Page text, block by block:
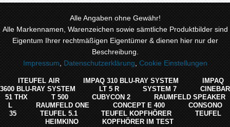
Alle Angaben ohne Gewähr!
Alle Markennamen, Warenzeichen sowie sämtliche Produktbilder sind
Eigentum Ihrer rechtmäßigen Eigentümer & dienen hier nur der
Beschreibung.
Impressum
Datenschutzerklärung Cookie Einstellungen
ITEUFEL AIR IMPAQ 310 BLU-RAY SYSTEM
IMPAQ
3600 BLU-RAY SYSTEM
LT 5 R SYSTEM 7
CINEBAR
51 THX
T 500 CUBYCON 2
RAUMFELD SPEAKER
L
RAUMFELD ONE CONCEPT E 400
CONSONO
35
TEUFEL 5.1 TEUFEL KOPFHÖRER
TEUFEL
HEIMKINO
KOPFHÖRER IM TEST